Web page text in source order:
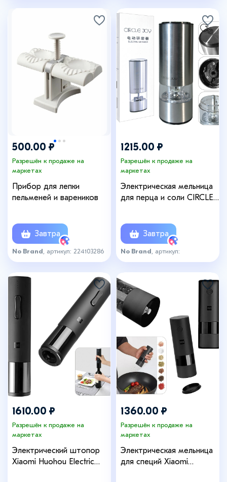
500.00 ₽
Разрешён к продаже на
маркетах
Прибор для лепки
пельменей и вареников
Завтра
No Brand , артикул: 224103286
1215.00 ₽
Разрешён к продаже на
маркетах
Электрическая мельница
для перца и соли CIRCLE
Завтра
No Brand , артикул:
IS793663_new
1610.00 ₽
Разрешён к продаже на
маркетах
Электрический штопор
Xiaomi Huohou Electric
1360.00 ₽
Разрешён к продаже на
маркетах
Электрическая мельница
для специй Xiaomi